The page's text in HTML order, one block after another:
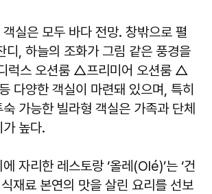
실은 모두 바다 전망. 창밖으로 펼
디, 하늘의 조화가 그림 같은 풍경을
럭스 오션룸 △프리미어 오션룸 △
다양한 객실이 마련돼 있으며, 특히
가능한 빌라형 객실은 가족과 단체
높다.
자리한 레스토랑 ‘올레(Olé)’는 ‘건
재료 본연의 맛을 살린 요리를 선보